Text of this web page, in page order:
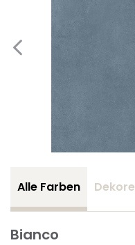
Alle Farben Dekore
Bianco